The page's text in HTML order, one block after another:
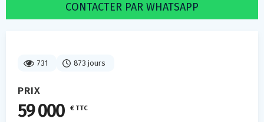
731 873 jours
PRIX
59 000 € TTC
CONTACTER PAR WHATSAPP